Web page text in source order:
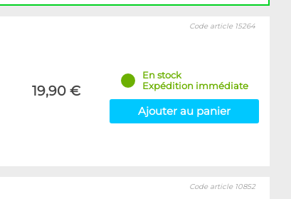
19,90 €
Code article 15264
En stock
Expédition immédiate
Ajouter au panier
Code article 10852